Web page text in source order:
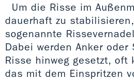
Um die Risse im
dauerhaft zu
sogenannte
Dabei werden Anker oder
Risse hinweg gesetzt, oft
das mit dem Einspritzen